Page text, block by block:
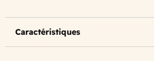
Caractéristiques